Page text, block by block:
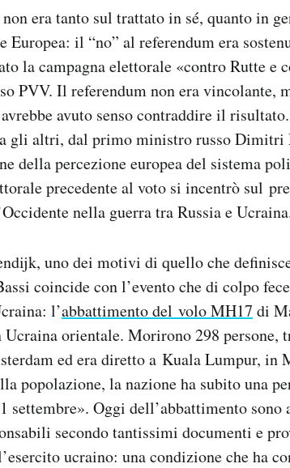
era tanto sul trattato in sé, quanto in
Europea: il “no” al referendum era
la campagna elettorale «contro Rutte e
PVV. Il referendum non era vincolante,
avuto senso contraddire il
gli altri, dal primo ministro russo Dimitri
della percezione europea del sistema
precedente al voto si incentrò sul
nella guerra tra Russia e
uno dei motivi di quello che
coincide con l’evento che di colpo
l’abbattimento del volo MH17 di
orientale. Morirono 298 persone,
ed era diretto a Kuala Lumpur, in
popolazione, la nazione ha subito una
settembre». Oggi dell’abbattimento
secondo tantissimi documenti e
ucraino: una condizione che ha